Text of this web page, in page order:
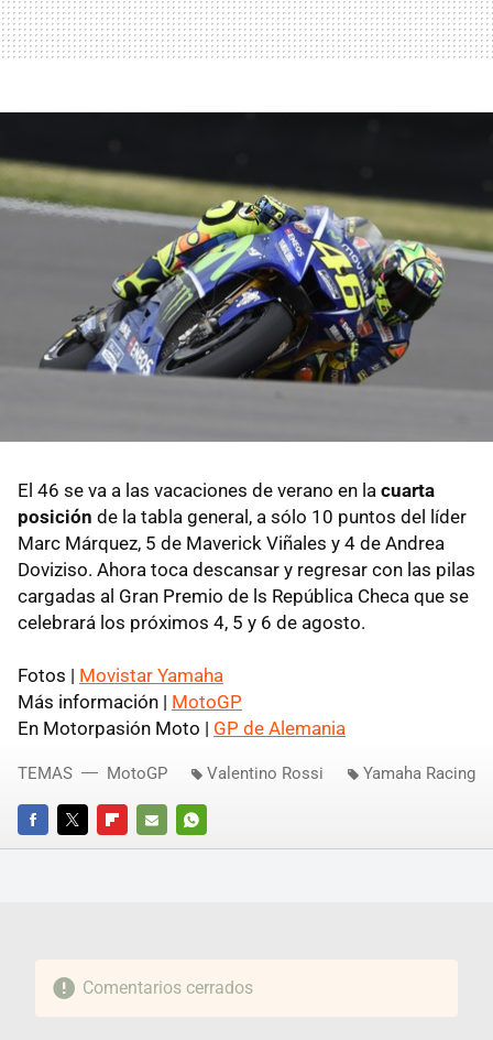
El 46 se va a las vacaciones de verano en la cuarta
posición de la tabla general, a sólo 10 puntos del líder
Marc Márquez, 5 de Maverick Viñales y 4 de Andrea
Doviziso. Ahora toca descansar y regresar con las pilas
cargadas al Gran Premio de ls República Checa que se
celebrará los próximos 4, 5 y 6 de agosto.
Fotos | Movistar Yamaha
Más información | MotoGP
En Motorpasión Moto | GP de Alemania
FACEBOOKTWITTERFLIPBOARD
E-
WHATSAPP
TEMAS MotoGP Valentino Rossi Yamaha Racing
Comentarios cerrados